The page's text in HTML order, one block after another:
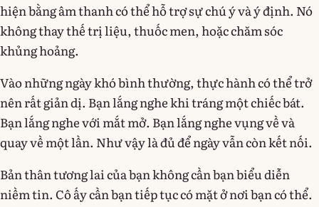
hiện bằng âm thanh có thể hỗ trợ sự chú ý và ý định. Nó
không thay thế trị liệu, thuốc men, hoặc chăm sóc
khủng hoảng.
Vào những ngày khó bình thường, thực hành có thể trở
nên rất giản dị. Bạn lắng nghe khi tráng một chiếc bát.
Bạn lắng nghe với mắt mở. Bạn lắng nghe vụng về và
quay về một lần. Như vậy là đủ để ngày vẫn còn kết nối.
Bản thân tương lai của bạn không cần bạn biểu diễn
niềm tin. Cô ấy cần bạn tiếp tục có mặt ở nơi bạn có thể.